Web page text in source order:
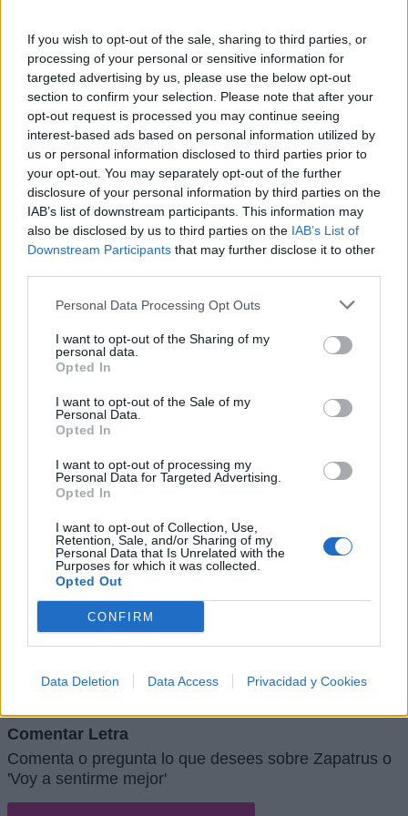
If you wish to opt-out of the sale, sharing to third parties, or
processing of your personal or sensitive information for
targeted advertising by us, please use the below opt-out
section to confirm your selection. Please note that after your
opt-out request is processed you may continue seeing
interest-based ads based on personal information utilized by
us or personal information disclosed to third parties prior to
your opt-out. You may separately opt-out of the further
disclosure of your personal information by third parties on the
IAB’s list of downstream participants. This information may
also be disclosed by us to third parties on the IAB’s List of
Downstream Participants that may further disclose it to other
Personal Data Processing Opt Outs
I want to opt-out of the Sharing of my
personal data.
Opted In
I want to opt-out of the Sale of my
Personal Data.
Opted In
I want to opt-out of processing my
Personal Data for Targeted Advertising.
Opted In
I want to opt-out of Collection, Use,
Retention, Sale, and/or Sharing of my
Personal Data that Is Unrelated with the
Purposes for which it was collected.
Opted Out
CONFIRM
Data Deletion Data Access Privacidad y Cookies
Música Relacionada
Marea
Extremoduro
Ska-P
Saratoga
+ Letras de Rock
Comentar Letra
Comenta o pregunta lo que desees sobre Zapatrus o
'Voy a sentirme mejor'